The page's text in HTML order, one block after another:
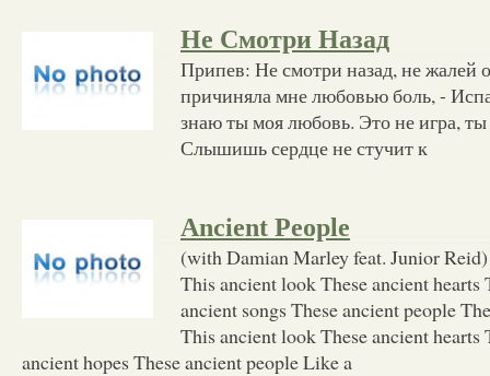
Не Смотри Назад
Припев: Не смотри назад, не жалей
причиняла мне любовью боль, -
знаю ты моя любовь. Это не игра,
Слышишь сердце не стучит к
Ancient People
(with Damian Marley feat. Junior
This ancient look These ancient hearts
ancient songs These ancient people
This ancient look These ancient hearts
ancient hopes These ancient people Like a